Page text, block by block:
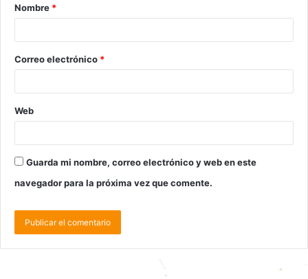
Nombre *
Correo electrónico *
Web
Guarda mi nombre, correo electrónico y web en este
navegador para la próxima vez que comente.